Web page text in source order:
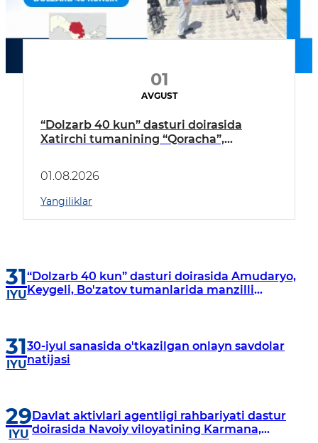
01
AVGUST
“Dolzarb 40 kun” dasturi doirasida
Xatirchi tumanining “Qoracha”,
borildi
01.08.2026
Yangiliklar
31
IYU
“Dolzarb 40 kun” dasturi doirasida Amudaryo,
Keygeli, Bo'zatov tumanlarida manzilli
31
IYU
30-iyul sanasida o'tkazilgan onlayn savdolar
natijasi
29
IYU
Davlat aktivlari agentligi rahbariyati dastur
doirasida Navoiy viloyatining Karmana,